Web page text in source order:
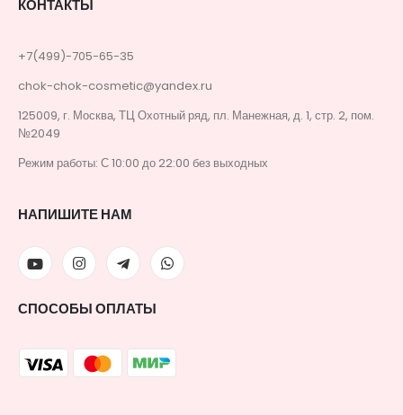
КОНТАКТЫ
+7(499)-705-65-35
chok-chok-cosmetic@yandex.ru
125009, г. Москва, ТЦ Охотный ряд, пл. Манежная, д. 1, стр. 2, пом.
№2049
Режим работы: С 10:00 до 22:00 без выходных
НАПИШИТЕ НАМ
СПОСОБЫ ОПЛАТЫ